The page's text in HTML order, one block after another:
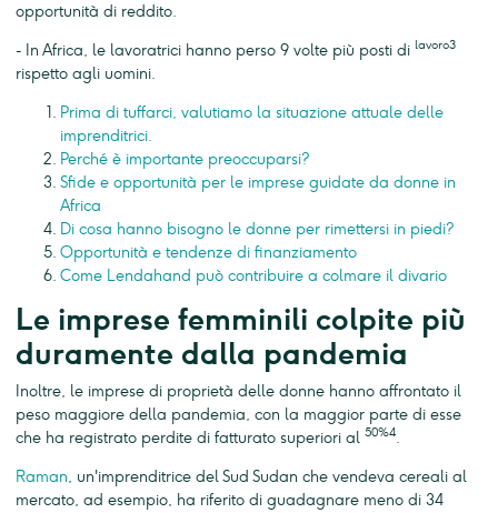
opportunità di reddito.
- In Africa, le lavoratrici hanno perso 9 volte più posti di lavoro3
rispetto agli uomini.
Prima di tuffarci, valutiamo la situazione attuale delle
imprenditrici.
Perché è importante preoccuparsi?
Sfide e opportunità per le imprese guidate da donne in
Africa
Di cosa hanno bisogno le donne per rimettersi in piedi?
Opportunità e tendenze di finanziamento
Come Lendahand può contribuire a colmare il divario
Le imprese femminili colpite più
duramente dalla pandemia
Inoltre, le imprese di proprietà delle donne hanno affrontato il
peso maggiore della pandemia, con la maggior parte di esse
che ha registrato perdite di fatturato superiori al 50%4.
Raman, un'imprenditrice del Sud Sudan che vendeva cereali al
mercato, ad esempio, ha riferito di guadagnare meno di 34